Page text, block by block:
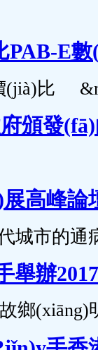
E
(jià)比
頒發
高峰
城市的通
舉辦
鄉(xiāng)